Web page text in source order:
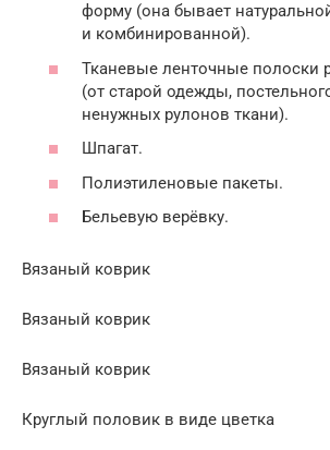
форму (она бывает
и комбинированной).
Тканевые ленточные полоски
(от старой одежды,
ненужных рулонов ткани).
Шпагат.
Полиэтиленовые пакеты.
Бельевую верёвку.
Вязаный коврик
Вязаный коврик
Вязаный коврик
Круглый половик в виде цветка